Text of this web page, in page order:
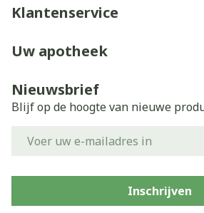
Klantenservice
Uw apotheek
Nieuwsbrief
Blijf op de hoogte van nieuwe
Inschrijven